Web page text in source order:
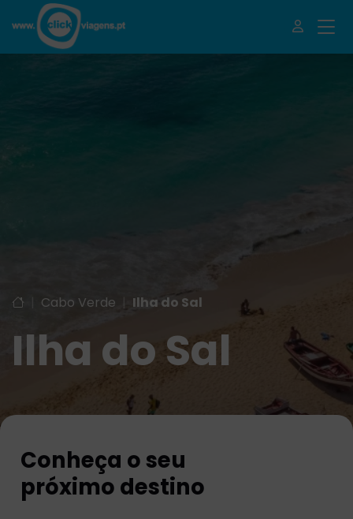
Cabo Verde Ilha do Sal
Ilha do Sal
Conheça o seu
próximo destino